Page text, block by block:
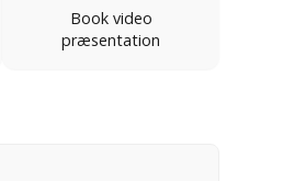
Book video
præsentation